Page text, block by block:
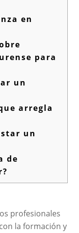
en
para
un
arregla
un
de
profesionales
la formación y